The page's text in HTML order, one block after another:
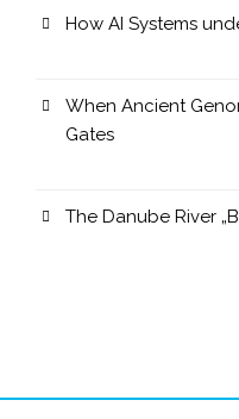
How AI Systems
When Ancient
Gates
The Danube River